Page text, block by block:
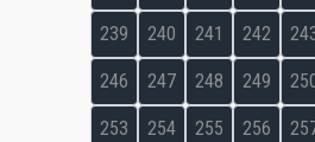
239 240 241 242
246 247 248 249
253 254 255 256